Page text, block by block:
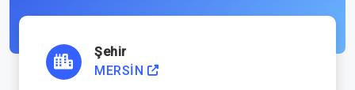
Şehir
MERSİN